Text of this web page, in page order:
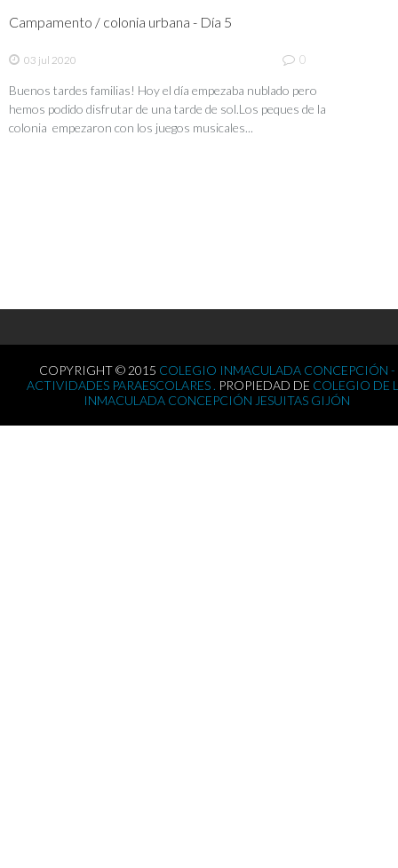
Campamento / colonia urbana - Día 5
03 jul 2020 0
Buenos tardes familias! Hoy el día empezaba nublado pero
hemos podido disfrutar de una tarde de sol.Los peques de la
colonia empezaron con los juegos musicales...
COPYRIGHT © 2015 COLEGIO INMACULADA CONCEPCIÓN -
ACTIVIDADES PARAESCOLARES . PROPIEDAD DE COLEGIO DE
INMACULADA CONCEPCIÓN JESUITAS GIJÓN